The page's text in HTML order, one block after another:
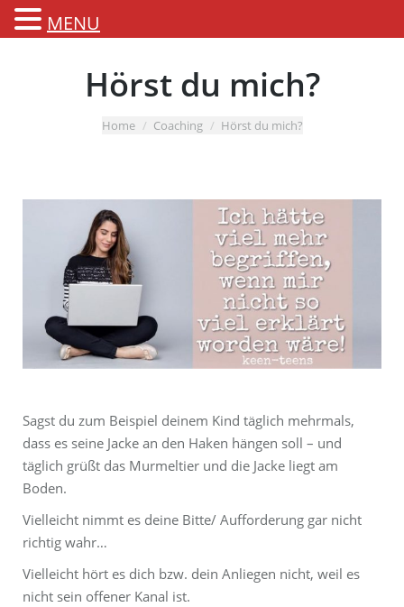
Hörst du mich?
You are here:Home Coaching Hörst du mich?
Sagst du zum Beispiel deinem Kind täglich mehrmals,
dass es seine Jacke an den Haken hängen soll – und
täglich grüßt das Murmeltier und die Jacke liegt am
Boden.
Vielleicht nimmt es deine Bitte/ Aufforderung gar nicht
richtig wahr…
Vielleicht hört es dich bzw. dein Anliegen nicht, weil es
nicht sein offener Kanal ist.
MENU